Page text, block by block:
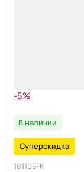
-5%
В наличии
Суперскидка
181105-K